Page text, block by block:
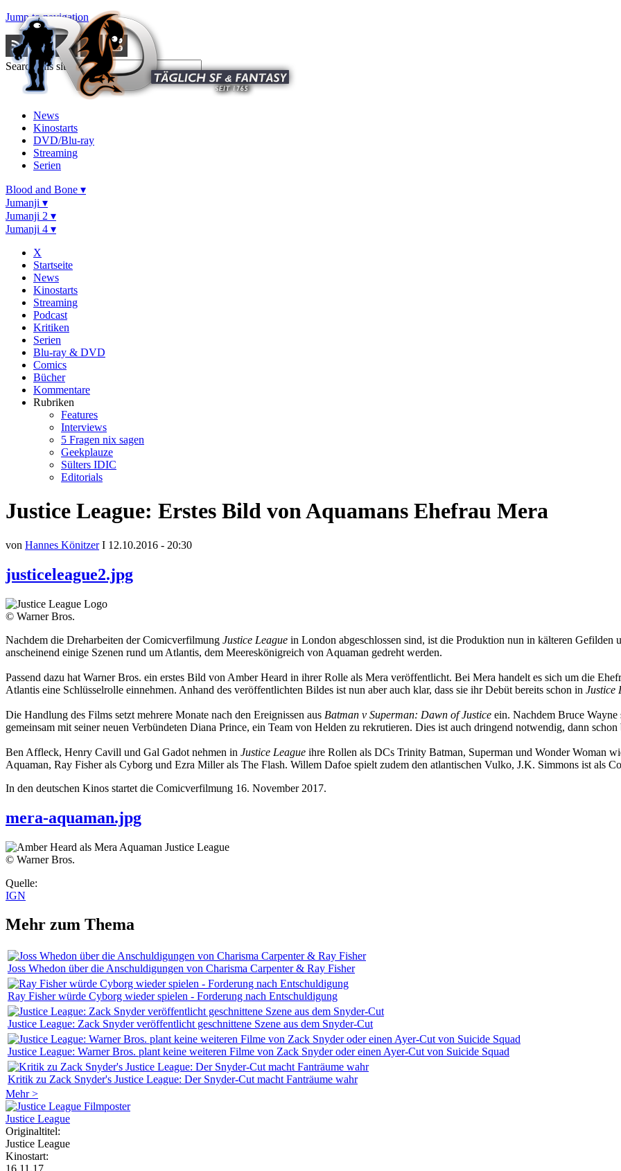
Jump to navigation
Search this site
News
Kinostarts
DVD/Blu-ray
Streaming
Serien
Blood and Bone ▾
Jumanji ▾
Jumanji 2 ▾
Jumanji 4 ▾
X
Startseite
News
Kinostarts
Streaming
Podcast
Kritiken
Serien
Blu-ray & DVD
Comics
Bücher
Kommentare
Rubriken
Features
Interviews
5 Fragen nix sagen
Geekplauze
Sülters IDIC
Editorials
Justice League: Erstes Bild von Aquamans Ehefrau Mera
von Hannes KönitzerI 12.10.2016 - 20:30
justiceleague2.jpg
© Warner Bros.
Nachdem die Dreharbeiten der Comicverfilmung Justice League in London abgeschlossen sind, ist die Produktion nun in kälteren
anscheinend einige Szenen rund um Atlantis, dem Meereskönigreich von Aquaman gedreht werden.
Passend dazu hat Warner Bros. ein erstes Bild von Amber Heard in ihrer Rolle als Mera veröffentlicht. Bei Mera handelt es sich um die
Atlantis eine Schlüsselrolle einnehmen. Anhand des veröffentlichten Bildes ist nun aber auch klar, dass sie ihr Debüt bereits schon in Justice
Die Handlung des Films setzt mehrere Monate nach den Ereignissen aus Batman v Superman: Dawn of Justice ein. Nachdem Bruce
gemeinsam mit seiner neuen Verbündeten Diana Prince, ein Team von Helden zu rekrutieren. Dies ist auch dringend notwendig, dann
Ben Affleck, Henry Cavill und Gal Gadot nehmen in Justice League ihre Rollen als DCs Trinity Batman, Superman und Wonder Woman
Aquaman, Ray Fisher als Cyborg und Ezra Miller als The Flash. Willem Dafoe spielt zudem den atlantischen Vulko, J.K. Simmons ist als
In den deutschen Kinos startet die Comicverfilmung 16. November 2017.
mera-aquaman.jpg
© Warner Bros.
Quelle:
IGN
Mehr zum Thema
Joss Whedon über die Anschuldigungen von Charisma Carpenter & Ray Fisher
Ray Fisher würde Cyborg wieder spielen - Forderung nach Entschuldigung
Justice League: Zack Snyder veröffentlicht geschnittene Szene aus dem Snyder-Cut
Justice League: Warner Bros. plant keine weiteren Filme von Zack Snyder oder einen Ayer-Cut von Suicide Squad
Kritik zu Zack Snyder's Justice League: Der Snyder-Cut macht Fanträume wahr
Mehr >
Justice League
Originaltitel:
Justice League
Kinostart: